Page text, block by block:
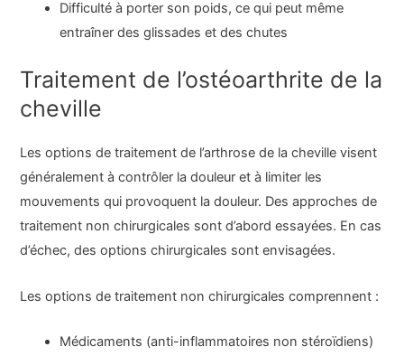
Difficulté à porter son poids, ce qui peut même
entraîner des glissades et des chutes
Traitement de l’ostéoarthrite de la
cheville
Les options de traitement de l’arthrose de la cheville visent
généralement à contrôler la douleur et à limiter les
mouvements qui provoquent la douleur. Des approches de
traitement non chirurgicales sont d’abord essayées. En cas
d’échec, des options chirurgicales sont envisagées.
Les options de traitement non chirurgicales comprennent :
Médicaments (anti-inflammatoires non stéroïdiens)